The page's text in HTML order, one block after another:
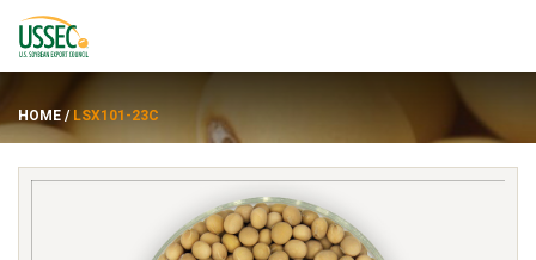
HOME / LSX101-23C